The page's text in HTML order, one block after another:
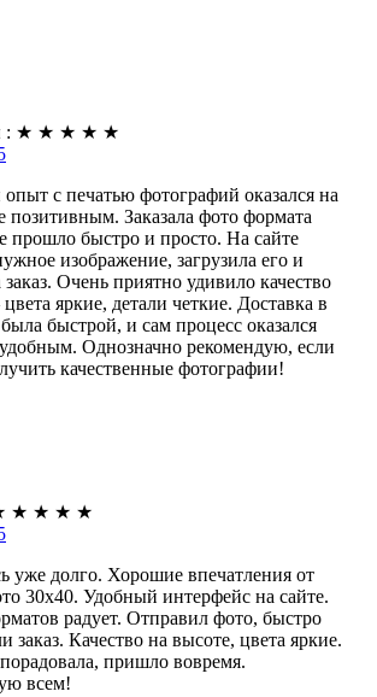
: ★ ★ ★ ★ ★
с печатью фотографий оказался на
позитивным. Заказала фото формата
прошло быстро и просто. На сайте
изображение, загрузила его и
Очень приятно удивило качество
яркие, детали четкие. Доставка в
быстрой, и сам процесс оказался
Однозначно рекомендую, если
качественные фотографии!
★ ★ ★ ★
уже долго. Хорошие впечатления от
30х40. Удобный интерфейс на сайте.
радует. Отправил фото, быстро
заказ. Качество на высоте, цвета яркие.
пришло вовремя.
всем!